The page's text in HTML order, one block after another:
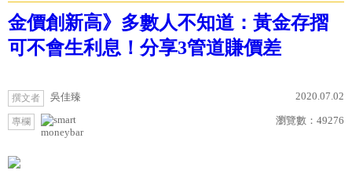
金價創新高》多數人不知道：黃金存摺
可不會生利息！分享3管道賺價差
撰文者 吳佳臻 2020.07.02
專欄
moneybar
瀏覽數： 49276